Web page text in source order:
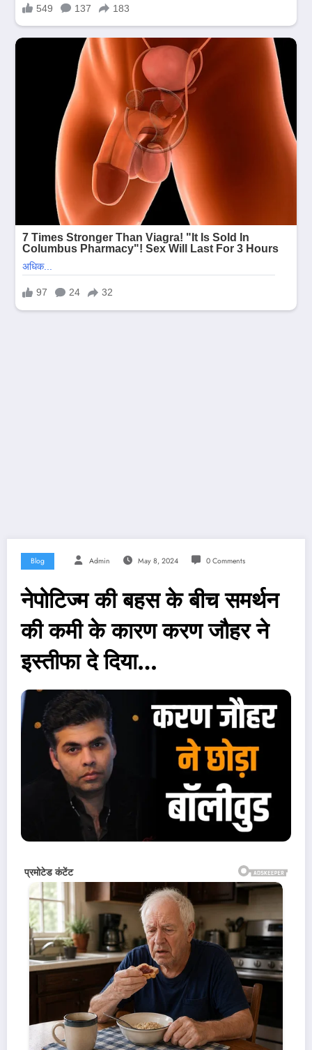
Blog Admin May 8, 2024 0 Comments
नेपोटिज्म की बहस के बीच समर्थन
की कमी के कारण करण जौहर ने
इस्तीफा दे दिया…